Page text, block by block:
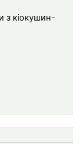
з кіокушин-